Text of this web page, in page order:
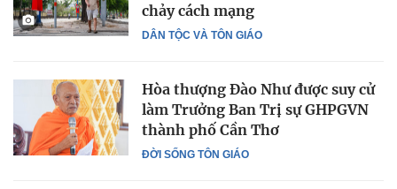
DÂN TỘC VÀ TÔN GIÁO
chảy cách mạng
ĐỜI SỐNG TÔN GIÁO
Hòa thượng Ðào Như được suy cử
làm Trưởng Ban Trị sự GHPGVN
thành phố Cần Thơ